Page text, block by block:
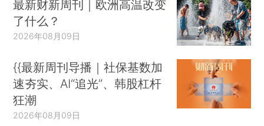
最新财新周刊｜欧洲高温改变
了什么？
2026年08月09日
{{最新周刊导播｜社保基数加
速夯实、AI“追光”、韩股杠杆
狂潮
2026年08月09日